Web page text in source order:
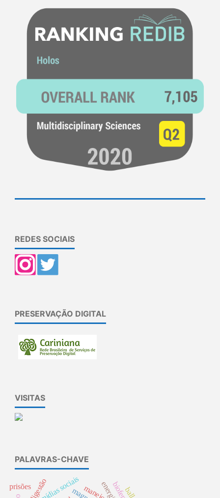
REDES SOCIAIS
PRESERVAÇÃO DIGITAL
VISITAS
PALAVRAS-CHAVE
mídias sociais
prisões manejo